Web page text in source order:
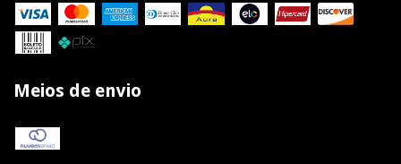
Meios de envio